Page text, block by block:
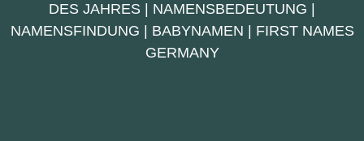
DES JAHRES
NAMENSBEDEUTUNG
NAMENSFINDUNG
BABYNAMEN
FIRST NAMES
GERMANY